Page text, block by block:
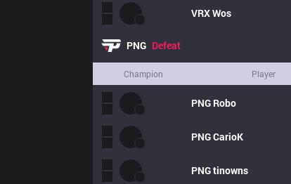
VRXWos
PNG Defeat
Champion Player
PNG Robo
PNGCarioK
PNGtinowns